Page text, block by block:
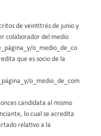
de veintitrés de junio y
colaborador del medio
o_medio_de_co
que es socio de la
o_medio_de_com
candidata al mismo
lo cual se acredita
relativo a la